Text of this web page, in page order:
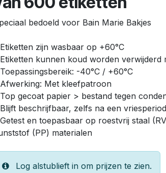
bedoeld voor Bain Marie Bakjes
zijn wasbaar op +60°C
kunnen koud worden verwijderd
-40°C / +60°C
Met kleefpatroon
gecoat papier > bestand tegen
beschrijfbaar, zelfs na een
en toepasbaar op roestvrij staal
(PP) materialen
Log alstublieft in om prijzen te zien.